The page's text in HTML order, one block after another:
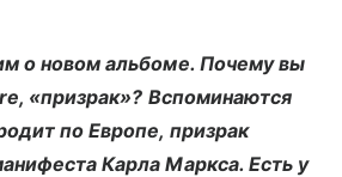
о новом альбоме. Почему вы
«призрак»? Вспоминаются
по Европе, призрак
Карла Маркса. Есть у